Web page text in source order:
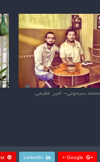
محمد سیحونی- امیر عظیمی
Google +
LinkedIn